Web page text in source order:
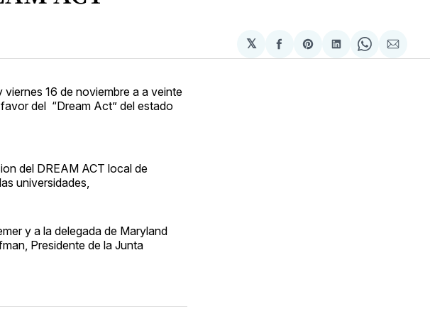
𝕏
Compartir
en
Share
on
Compartir
en
Share
on
via
16 de noviembre a a veinte
del “Dream Act” del estado
del DREAM ACT local de
universidades,
y a la delegada de Maryland
Presidente de la Junta